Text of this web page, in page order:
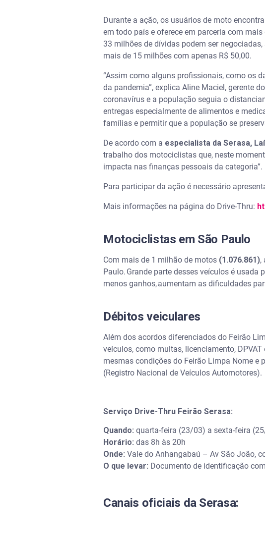
Durante a ação, os usuários de moto
em todo país e oferece em parceria com mais
33 milhões de dívidas podem ser
mais de 15 milhões com apenas R$ 50,00.
“Assim como alguns profissionais, como os
da pandemia”, explica Aline Maciel, gerente
coronavírus e a população seguia o
entregas especialmente de alimentos e
famílias e permitir que a população se
De acordo com a especialista da Serasa,
trabalho dos motociclistas que, neste
impacta nas finanças pessoais da categoria”.
Para participar da ação é necessário
Mais informações na página do Drive-Thru:
Motociclistas em São Paulo
Com mais de 1 milhão de motos (1.076.861),
Paulo. Grande parte desses veículos é
menos ganhos, aumentam as dificuldades
Débitos veiculares
Além dos acordos diferenciados do Feirão
veículos, como multas, licenciamento,
mesmas condições do Feirão Limpa Nome e
(Registro Nacional de Veículos Automotores).
Serviço Drive-Thru Feirão Serasa:
Quando: quarta-feira (23/03) a sexta-feira
Horário: das 8h às 20h
Onde: Vale do Anhangabaú – Av São João,
O que levar: Documento de identificação
Canais oficiais da Serasa: